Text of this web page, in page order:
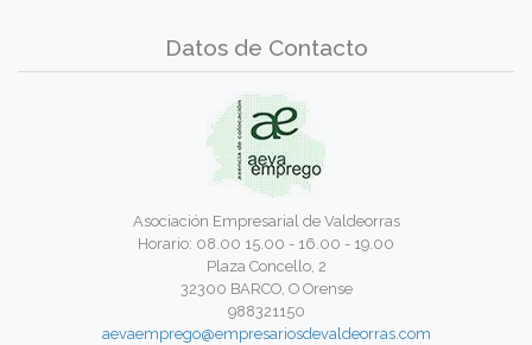
Datos de Contacto
Asociación Empresarial de Valdeorras
Horario: 08.00 15.00 - 16.00 - 19.00
Plaza Concello, 2
32300 BARCO, O Orense
988321150
aevaemprego@empresariosdevaldeorras.com